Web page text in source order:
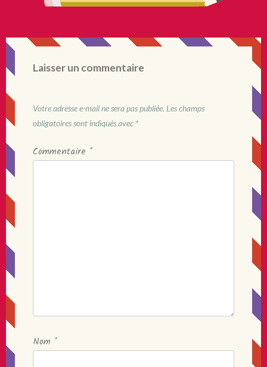
Laisser un commentaire
Votre adresse e-mail ne sera pas publiée. Les champs
obligatoires sont indiqués avec *
Commentaire *
Nom *